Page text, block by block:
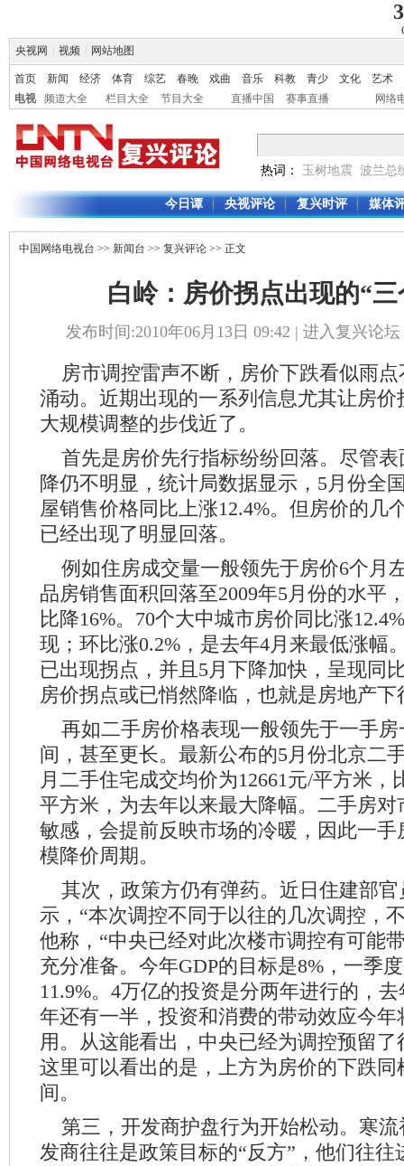
央视网
视频 网站地图
首页 新闻 经济 体育 综艺 春晚 戏曲 音乐 科教 青少 文化
艺术
电视
频道大全 栏目大全 节目大全 直播中国 赛事直播 网络
热词： 玉树地震 波兰总
今日谭 央视评论 复兴时评 媒体
中国网络电视台 >> 新闻台 >> 复兴评论 >> 正文
白岭：房价拐点出现的“三
发布时间:2010年06月13日 09:42 | 进入复兴论坛
房市调控雷声不断，房价下跌看似雨点
涌动。近期出现的一系列信息尤其让房价
大规模调整的步伐近了。
首先是房价先行指标纷纷回落。尽管表
降仍不明显，统计局数据显示，5月份全
屋销售价格同比上涨12.4%。但房价的几
已经出现了明显回落。
例如住房成交量一般领先于房价6个月
品房销售面积回落至2009年5月份的水平
比降16%。70个大中城市房价同比涨
现；环比涨0.2%，是去年4月来最低涨幅
已出现拐点，并且5月下降加快，呈现同
房价拐点或已悄然降临，也就是房地产下
再如二手房价格表现一般领先于一手房
间，甚至更长。最新公布的5月份北京二
月二手住宅成交均价为12661元/平方米，
平方米，为去年以来最大降幅。二手房对
敏感，会提前反映市场的冷暖，因此一手
模降价周期。
其次，政策方仍有弹药。近日住建部官
示，“本次调控不同于以往的几次调控，
他称，“中央已经对此次楼市调控有可能
充分准备。今年GDP的目标是8%，一季
11.9%。4万亿的投资是分两年进行的，
年还有一半，投资和消费的带动效应今年
用。从这能看出，中央已经为调控预留了
这里可以看出的是，上方为房价的下跌同
间。
第三，开发商护盘行为开始松动。寒流
发商往往是政策目标的“反方”，他们往往